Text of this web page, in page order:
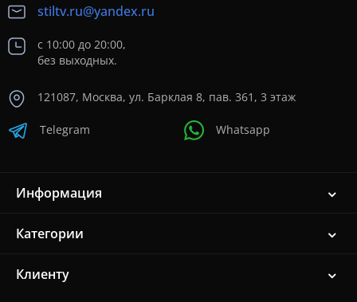
stiltv.ru@yandex.ru
с 10:00 до 20:00,
без выходных.
121087, Москва, ул. Барклая 8, пав. 361, 3 этаж
Telegram Whatsapp
Информация
Категории
Клиенту